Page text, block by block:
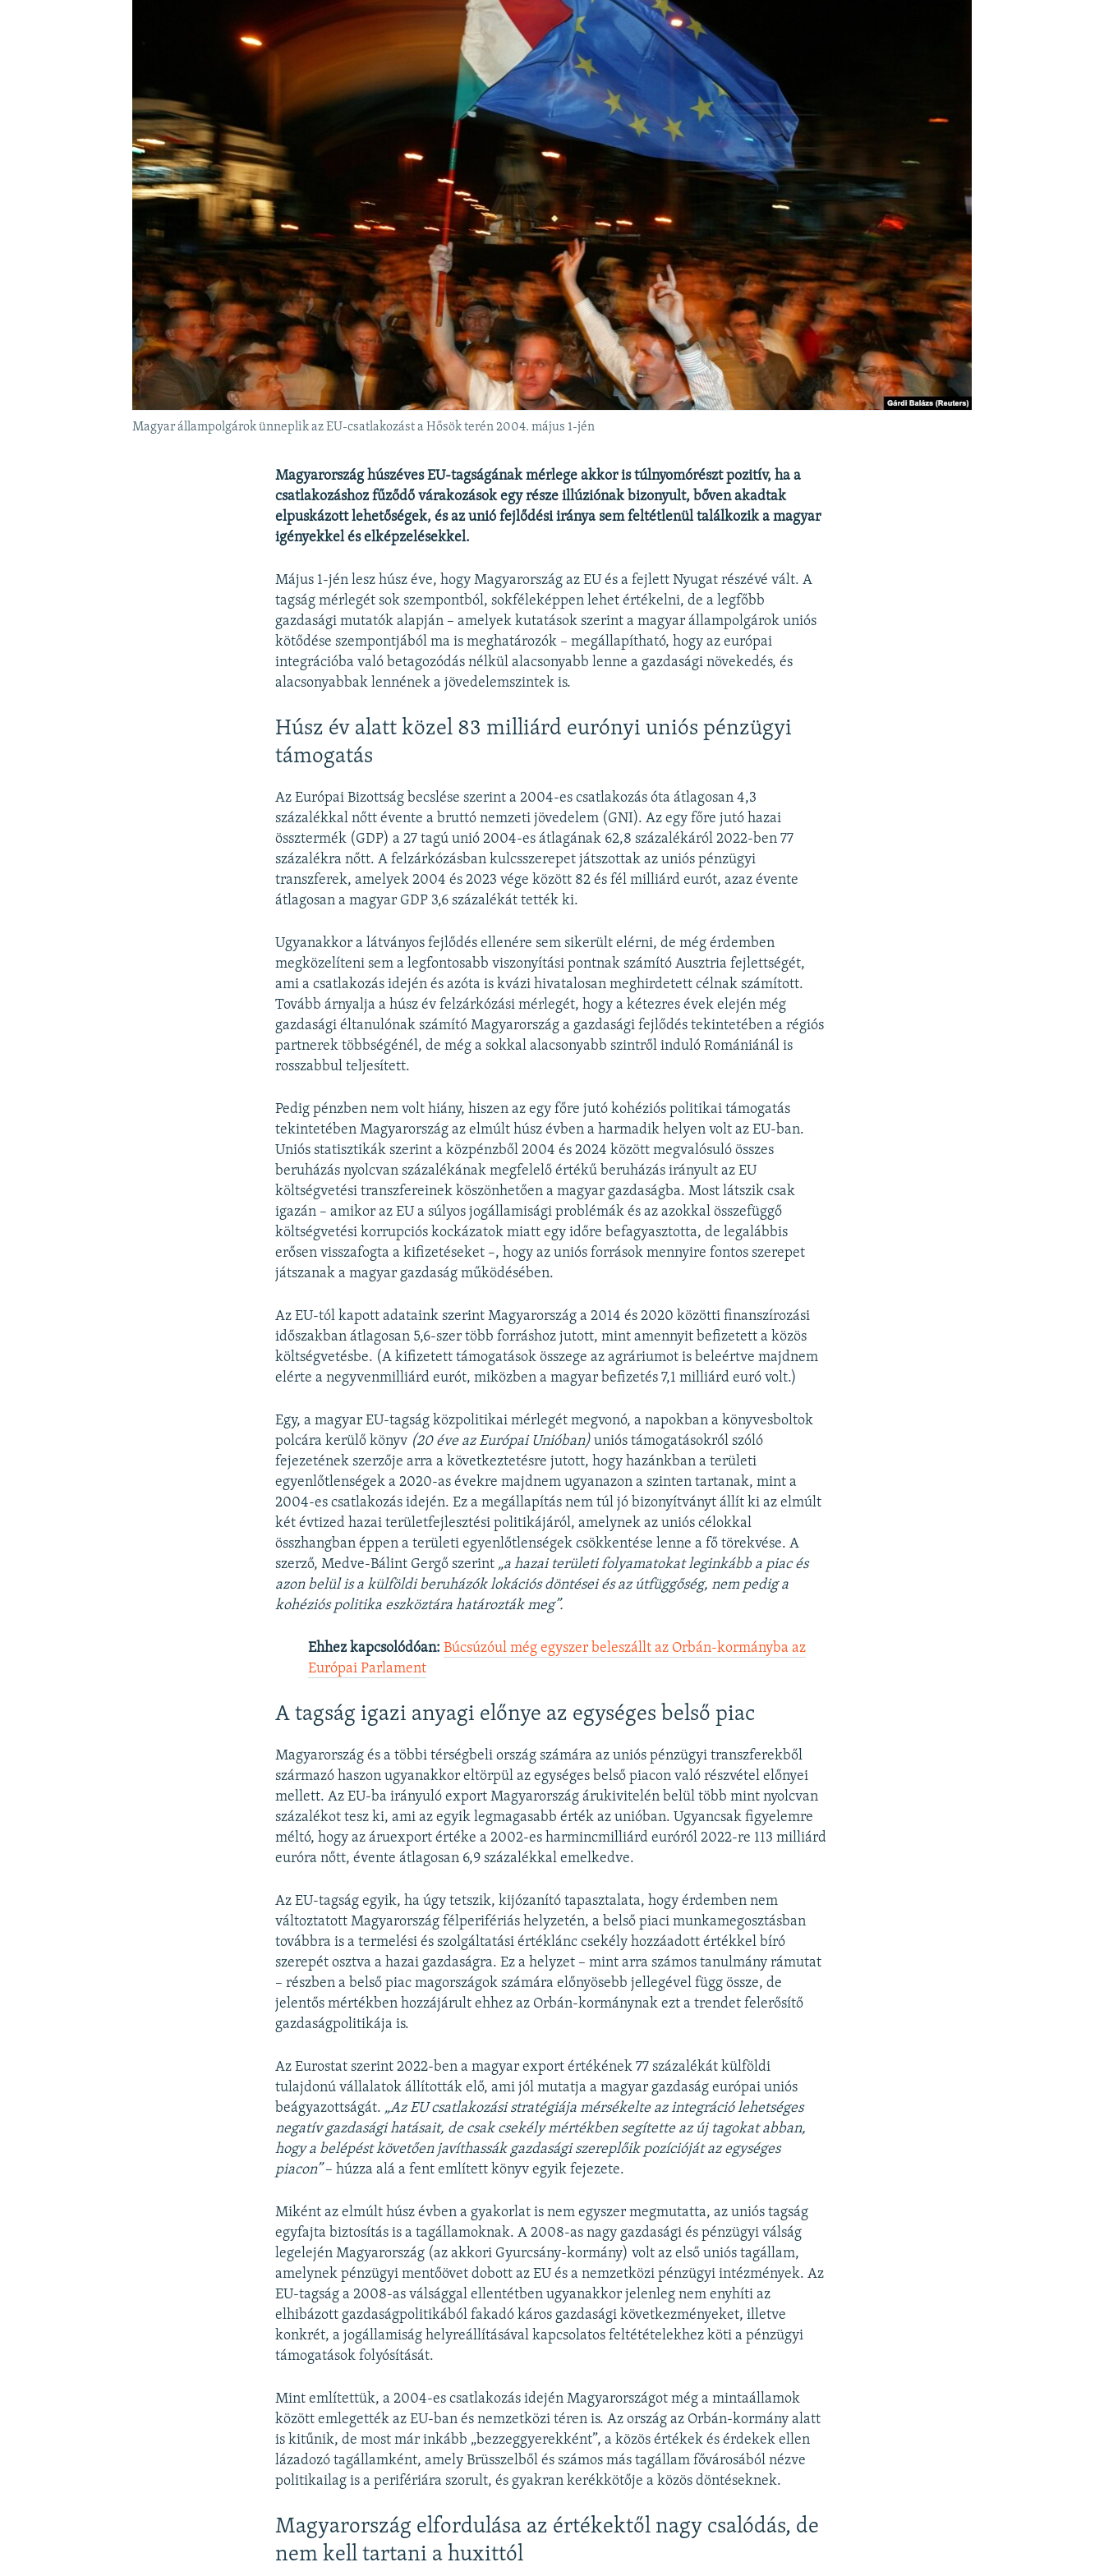
Magyar állampolgárok ünneplik az EU-csatlakozást a Hősök terén 2004. május 1-jén
Magyarország húszéves EU-tagságának mérlege akkor is túlnyomórészt pozitív, ha a
csatlakozáshoz fűződő várakozások egy része illúziónak bizonyult, bőven akadtak
elpuskázott lehetőségek, és az unió fejlődési iránya sem feltétlenül találkozik a magyar
igényekkel és elképzelésekkel.
Május 1-jén lesz húsz éve, hogy Magyarország az EU és a fejlett Nyugat részévé vált. A
tagság mérlegét sok szempontból, sokféleképpen lehet értékelni, de a legfőbb
gazdasági mutatók alapján – amelyek kutatások szerint a magyar állampolgárok uniós
kötődése szempontjából ma is meghatározók – megállapítható, hogy az európai
integrációba való betagozódás nélkül alacsonyabb lenne a gazdasági növekedés, és
alacsonyabbak lennének a jövedelemszintek is.
Húsz év alatt közel 83 milliárd eurónyi uniós pénzügyi
támogatás
Az Európai Bizottság becslése szerint a 2004-es csatlakozás óta átlagosan 4,3
százalékkal nőtt évente a bruttó nemzeti jövedelem (GNI). Az egy főre jutó hazai
össztermék (GDP) a 27 tagú unió 2004-es átlagának 62,8 százalékáról 2022-ben 77
százalékra nőtt. A felzárkózásban kulcsszerepet játszottak az uniós pénzügyi
transzferek, amelyek 2004 és 2023 vége között 82 és fél milliárd eurót, azaz évente
átlagosan a magyar GDP 3,6 százalékát tették ki.
Ugyanakkor a látványos fejlődés ellenére sem sikerült elérni, de még érdemben
megközelíteni sem a legfontosabb viszonyítási pontnak számító Ausztria fejlettségét,
ami a csatlakozás idején és azóta is kvázi hivatalosan meghirdetett célnak számított.
Tovább árnyalja a húsz év felzárkózási mérlegét, hogy a kétezres évek elején még
gazdasági éltanulónak számító Magyarország a gazdasági fejlődés tekintetében a régiós
partnerek többségénél, de még a sokkal alacsonyabb szintről induló Romániánál is
rosszabbul teljesített.
Pedig pénzben nem volt hiány, hiszen az egy főre jutó kohéziós politikai támogatás
tekintetében Magyarország az elmúlt húsz évben a harmadik helyen volt az EU-ban.
Uniós statisztikák szerint a közpénzből 2004 és 2024 között megvalósuló összes
beruházás nyolcvan százalékának megfelelő értékű beruházás irányult az EU
költségvetési transzfereinek köszönhetően a magyar gazdaságba. Most látszik csak
igazán – amikor az EU a súlyos jogállamisági problémák és az azokkal összefüggő
költségvetési korrupciós kockázatok miatt egy időre befagyasztotta, de legalábbis
erősen visszafogta a kifizetéseket –, hogy az uniós források mennyire fontos szerepet
játszanak a magyar gazdaság működésében.
Az EU-tól kapott adataink szerint Magyarország a 2014 és 2020 közötti finanszírozási
időszakban átlagosan 5,6-szer több forráshoz jutott, mint amennyit befizetett a közös
költségvetésbe. (A kifizetett támogatások összege az agráriumot is beleértve majdnem
elérte a negyvenmilliárd eurót, miközben a magyar befizetés 7,1 milliárd euró volt.)
Egy, a magyar EU-tagság közpolitikai mérlegét megvonó, a napokban a könyvesboltok
polcára kerülő könyv (20 éve az Európai Unióban) uniós támogatásokról szóló
fejezetének szerzője arra a következtetésre jutott, hogy hazánkban a területi
egyenlőtlenségek a 2020-as évekre majdnem ugyanazon a szinten tartanak, mint a
2004-es csatlakozás idején. Ez a megállapítás nem túl jó bizonyítványt állít ki az elmúlt
két évtized hazai területfejlesztési politikájáról, amelynek az uniós célokkal
összhangban éppen a területi egyenlőtlenségek csökkentése lenne a fő törekvése. A
szerző, Medve-Bálint Gergő szerint „a hazai területi folyamatokat leginkább a piac és
azon belül is a külföldi beruházók lokációs döntései és az útfüggőség, nem pedig a
kohéziós politika eszköztára határozták meg”.
Ehhez kapcsolódóan:Búcsúzóul még egyszer beleszállt az Orbán-kormányba az
Európai Parlament
A tagság igazi anyagi előnye az egységes belső piac
Magyarország és a többi térségbeli ország számára az uniós pénzügyi transzferekből
származó haszon ugyanakkor eltörpül az egységes belső piacon való részvétel előnyei
mellett. Az EU-ba irányuló export Magyarország árukivitelén belül több mint nyolcvan
százalékot tesz ki, ami az egyik legmagasabb érték az unióban. Ugyancsak figyelemre
méltó, hogy az áruexport értéke a 2002-es harmincmilliárd euróról 2022-re 113 milliárd
euróra nőtt, évente átlagosan 6,9 százalékkal emelkedve.
Az EU-tagság egyik, ha úgy tetszik, kijózanító tapasztalata, hogy érdemben nem
változtatott Magyarország félperifériás helyzetén, a belső piaci munkamegosztásban
továbbra is a termelési és szolgáltatási értéklánc csekély hozzáadott értékkel bíró
szerepét osztva a hazai gazdaságra. Ez a helyzet – mint arra számos tanulmány rámutat
– részben a belső piac magországok számára előnyösebb jellegével függ össze, de
jelentős mértékben hozzájárult ehhez az Orbán-kormánynak ezt a trendet felerősítő
gazdaságpolitikája is.
Az Eurostat szerint 2022-ben a magyar export értékének 77 százalékát külföldi
tulajdonú vállalatok állították elő, ami jól mutatja a magyar gazdaság európai uniós
beágyazottságát. „Az EU csatlakozási stratégiája mérsékelte az integráció lehetséges
negatív gazdasági hatásait, de csak csekély mértékben segítette az új tagokat abban,
hogy a belépést követően javíthassák gazdasági szereplőik pozícióját az egységes
piacon”– húzza alá a fent említett könyv egyik fejezete.
Miként az elmúlt húsz évben a gyakorlat is nem egyszer megmutatta, az uniós tagság
egyfajta biztosítás is a tagállamoknak. A 2008-as nagy gazdasági és pénzügyi válság
legelején Magyarország (az akkori Gyurcsány-kormány) volt az első uniós tagállam,
amelynek pénzügyi mentőövet dobott az EU és a nemzetközi pénzügyi intézmények. Az
EU-tagság a 2008-as válsággal ellentétben ugyanakkor jelenleg nem enyhíti az
elhibázott gazdaságpolitikából fakadó káros gazdasági következményeket, illetve
konkrét, a jogállamiság helyreállításával kapcsolatos feltétételekhez köti a pénzügyi
támogatások folyósítását.
Mint említettük, a 2004-es csatlakozás idején Magyarországot még a mintaállamok
között emlegették az EU-ban és nemzetközi téren is. Az ország az Orbán-kormány alatt
is kitűnik, de most már inkább „bezzeggyerekként”, a közös értékek és érdekek ellen
lázadozó tagállamként, amely Brüsszelből és számos más tagállam fővárosából nézve
politikailag is a perifériára szorult, és gyakran kerékkötője a közös döntéseknek.
Magyarország elfordulása az értékektől nagy csalódás, de
nem kell tartani a huxittól